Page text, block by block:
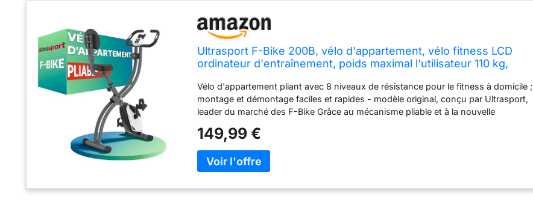
Ultrasport F-Bike 200B, vélo d'appartement, vélo fitness LCD
ordinateur d'entraînement, poids maximal l'utilisateur 110 kg,
Noir/Argent
Vélo d'appartement pliant avec 8 niveaux de résistance pour le fitness à domicile ;
montage et démontage faciles et rapides - modèle original, conçu par Ultrasport,
leader du marché des F-Bike Grâce au mécanisme pliable et à la nouvelle
dossier - Poids max. de l'utilisateur env. 100 kg
149,99 €